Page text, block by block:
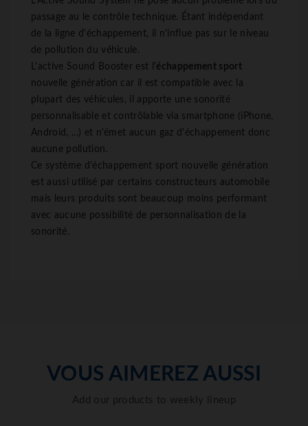
passage au le contrôle technique. Étant indépendant
de la ligne d'échappement, il n'influe pas sur le niveau
de pollution du véhicule.
L'active Sound Booster est l'échappement sport
nouvelle génération car il est compatible avec la
plupart des véhicules, il apporte une sonorité
personnalisable et contrôlable via smartphone (iPhone,
Android, ...) et n'émet aucun gaz d'échappement donc
aucune pollution.
Ce système d'échappement sport nouvelle génération
est aussi utilisé par certains constructeurs automobile
mais leurs produits sont beaucoup moins performant
avec aucune possibilité de personnalisation de la
sonorité.
VOUS AIMEREZ AUSSI
Add our products to weekly lineup